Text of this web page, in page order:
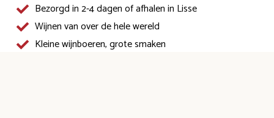
Bezorgd in 2-4 dagen of afhalen in Lisse
Wijnen van over de hele wereld
Kleine wijnboeren, grote smaken